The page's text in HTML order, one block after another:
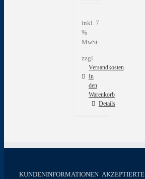
inkl. 7
%
MwSt.
zzgl.
Versandkosten
In
den
Warenkorb
Details
KUNDENINFORMATIONEN AKZEPTIERTE